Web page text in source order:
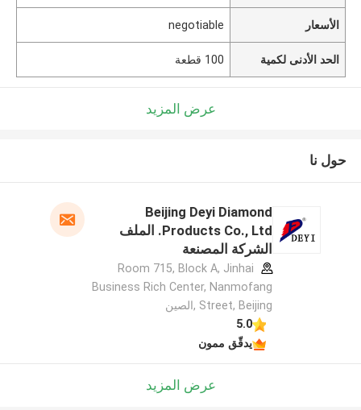
الأسعار negotiable
الحد الأدنى لكمية 100 قطعة
عرض المزيد
حول نا
Beijing Deyi Diamond
Products Co., Ltd. الملف
الشركة المصنعة
Room 715, Block A, Jinhai
Business Rich Center, Nanmofang
Street, Beijing ,الصين
5.0
يدقّق ممون
عرض المزيد